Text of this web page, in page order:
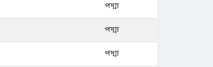
পদ্মা
পদ্মা
পদ্মা